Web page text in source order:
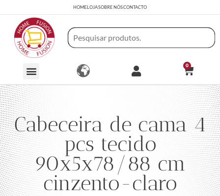
HOMELOJASOBRE NÓSCONTACTO
0
Cabeceira de cama 4
pcs tecido
90x5x78/88 cm
cinzento-claro